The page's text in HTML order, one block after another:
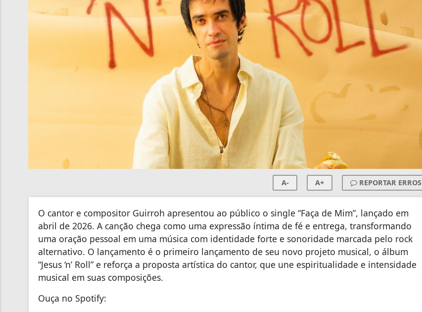
A- A+ REPORTAR ERROS
O cantor e compositor Guirroh apresentou ao público o single “Faça de Mim”, lançado em
abril de 2026. A canção chega como uma expressão íntima de fé e entrega, transformando
uma oração pessoal em uma música com identidade forte e sonoridade marcada pelo rock
alternativo. O lançamento é o primeiro lançamento de seu novo projeto musical, o álbum
“Jesus ‘n’ Roll” e reforça a proposta artística do cantor, que une espiritualidade e intensidade
musical em suas composições.
Ouça no Spotify: